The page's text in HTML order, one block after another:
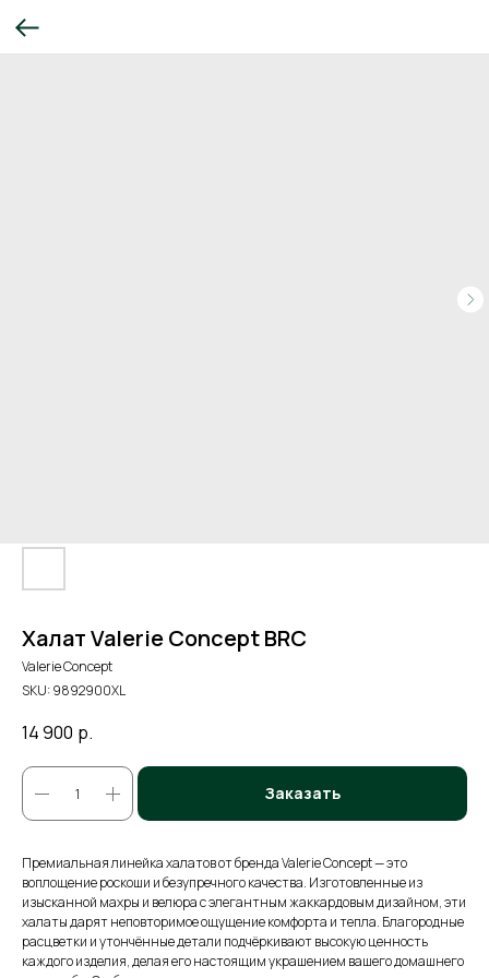
Халат Valerie Concept BRC
Valerie Concept
SKU:9892900XL
14 900 р.
Заказать
Премиальная линейка халатов от бренда Valerie Concept — это
воплощение роскоши и безупречного качества. Изготовленные из
изысканной махры и велюра с элегантным жаккардовым дизайном, эти
халаты дарят неповторимое ощущение комфорта и тепла. Благородные
расцветки и утончённые детали подчёркивают высокую ценность
каждого изделия, делая его настоящим украшением вашего домашнего